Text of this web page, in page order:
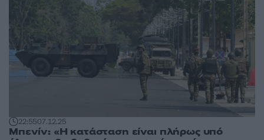
22:5507.12.25
Μπενίν: «Η κατάσταση είναι πλήρως υπό